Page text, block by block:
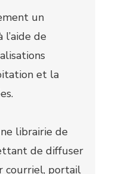
un
de
et la
librairie de
de diffuser
courriel, portail